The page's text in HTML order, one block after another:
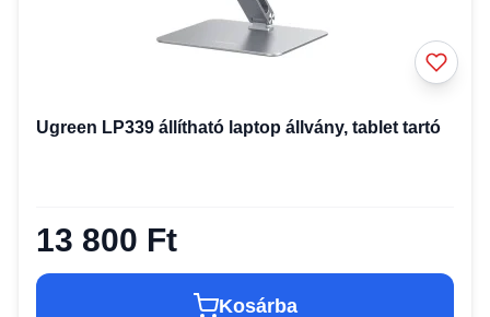
Ugreen LP339 állítható laptop állvány, tablet tartó
13 800 Ft
Kosárba